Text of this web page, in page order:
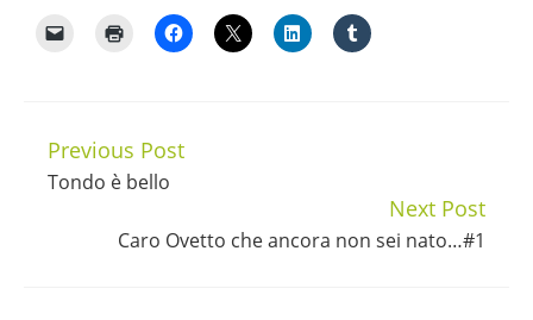
Continue
Reading
Previous Post
Tondo è bello
Next Post
Caro Ovetto che ancora non sei nato…#1